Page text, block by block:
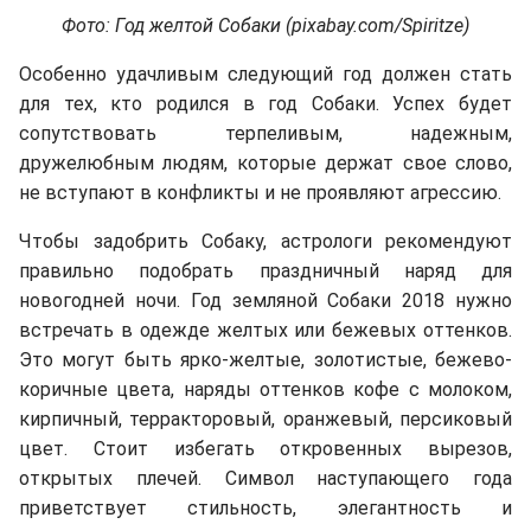
Фото: Год желтой Собаки (pixabay.com/Spiritze)
Особенно удачливым следующий год должен стать
для тех, кто родился в год Собаки. Успех будет
сопутствовать терпеливым, надежным,
дружелюбным людям, которые держат свое слово,
не вступают в конфликты и не проявляют агрессию.
Чтобы задобрить Собаку, астрологи рекомендуют
правильно подобрать праздничный наряд для
новогодней ночи. Год земляной Собаки 2018 нужно
встречать в одежде желтых или бежевых оттенков.
Это могут быть ярко-желтые, золотистые, бежево-
коричные цвета, наряды оттенков кофе с молоком,
кирпичный, терракторовый, оранжевый, персиковый
цвет. Стоит избегать откровенных вырезов,
открытых плечей. Символ наступающего года
приветствует стильность, элегантность и